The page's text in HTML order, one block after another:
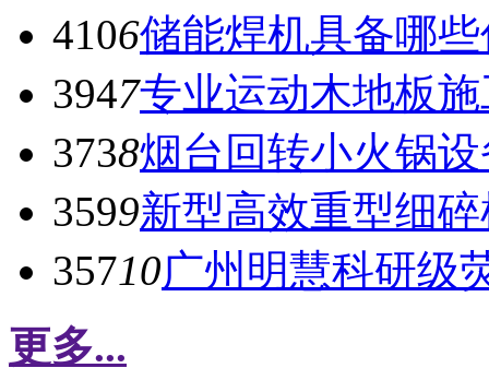
4106储能焊机具备哪
3947专业运动木地板
3738烟台回转小火锅
3599新型高效重型细
35710广州明慧科研级
更多...